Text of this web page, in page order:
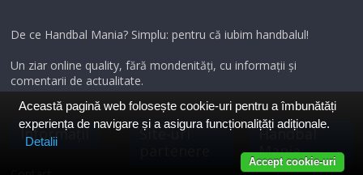
De ce Handbal Mania? Simplu: pentru că iubim handbalul!
Un ziar online quality, fără mondenități, cu informații și
comentarii de actualitate.
Informații
Site-uri
Handbal
Mania
Această pagină web folosește cookie-uri pentru a îmbunătăți
experiența de navigare și a asigura funcționalițăți adiționale.
Detalii
Accept cookie-uri